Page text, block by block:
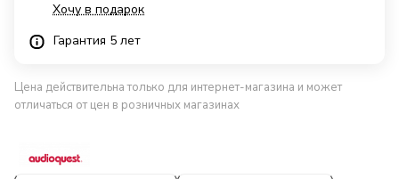
Хочу в подарок
Гарантия 5 лет
Цена действительна только для интернет-магазина и может
отличаться от цен в розничных магазинах